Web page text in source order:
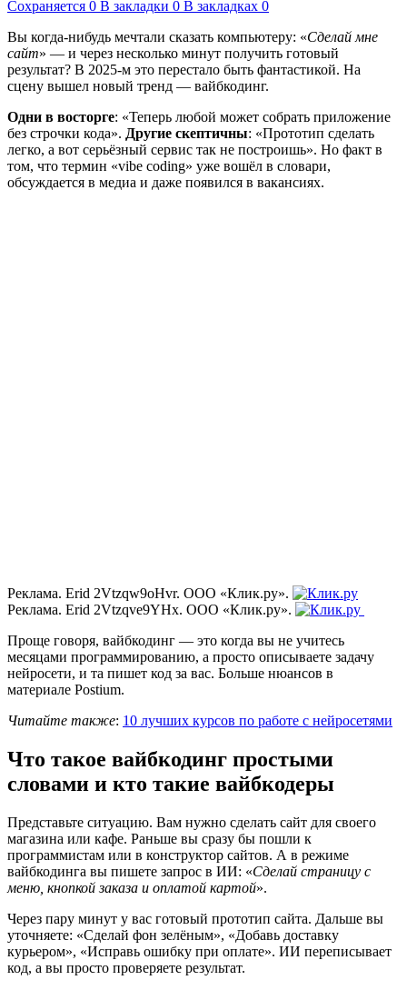
Сохраняется 0 В закладки 0 В закладках 0
Вы когда-нибудь мечтали сказать компьютеру: «Сделай мне
сайт» — и через несколько минут получить готовый
результат? В 2025-м это перестало быть фантастикой. На
сцену вышел новый тренд — вайбкодинг.
Одни в восторге: «Теперь любой может собрать приложение
без строчки кода». Другие скептичны: «Прототип сделать
легко, а вот серьёзный сервис так не построишь». Но факт в
том, что термин «vibe coding» уже вошёл в словари,
обсуждается в медиа и даже появился в вакансиях.
Реклама. Erid 2Vtzqw9oHvr. ООО «Клик.ру».
Реклама. Erid 2Vtzqve9YHx. ООО «Клик.ру».
Проще говоря, вайбкодинг — это когда вы не учитесь
месяцами программированию, а просто описываете задачу
нейросети, и та пишет код за вас. Больше нюансов в
материале Postium.
Читайте также: 10 лучших курсов по работе с нейросетями
Что такое вайбкодинг простыми
словами и кто такие вайбкодеры
Представьте ситуацию. Вам нужно сделать сайт для своего
магазина или кафе. Раньше вы сразу бы пошли к
программистам или в конструктор сайтов. А в режиме
вайбкодинга вы пишете запрос в ИИ: «Сделай страницу с
меню, кнопкой заказа и оплатой картой».
Через пару минут у вас готовый прототип сайта. Дальше вы
уточняете: «Сделай фон зелёным», «Добавь доставку
курьером», «Исправь ошибку при оплате». ИИ переписывает
код, а вы просто проверяете результат.